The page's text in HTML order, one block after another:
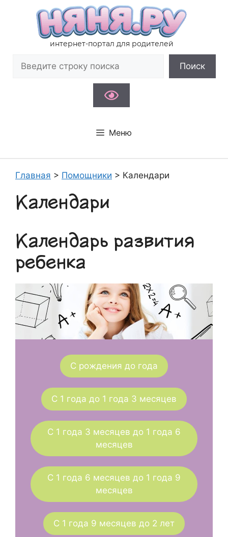
содержимому
интернет-портал для родителей
Поиск
Меню
Главная > Помощники > Календари
Календари
Календарь развития
ребенка
С рождения до года
С 1 года до 1 года 3 месяцев
С 1 года 3 месяцев до 1 года 6
месяцев
С 1 года 6 месяцев до 1 года 9
месяцев
С 1 года 9 месяцев до 2 лет